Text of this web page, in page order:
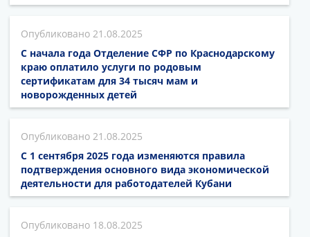
21.08.2025
С начала года Отделение СФР по Краснодарскому
краю оплатило услуги по родовым
сертификатам для 34 тысяч мам и
новорожденных детей
21.08.2025
С 1 сентября 2025 года изменяются правила
подтверждения основного вида экономической
деятельности для работодателей Кубани
18.08.2025